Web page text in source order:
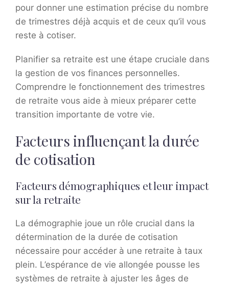
pour donner une estimation précise du nombre
de trimestres déjà acquis et de ceux qu’il vous
reste à cotiser.
Planifier sa retraite est une étape cruciale dans
la gestion de vos finances personnelles.
Comprendre le fonctionnement des trimestres
de retraite vous aide à mieux préparer cette
transition importante de votre vie.
Facteurs influençant la durée
de cotisation
Facteurs démographiques et leur impact
sur la retraite
La démographie joue un rôle crucial dans la
détermination de la durée de cotisation
nécessaire pour accéder à une retraite à taux
plein. L’espérance de vie allongée pousse les
systèmes de retraite à ajuster les âges de